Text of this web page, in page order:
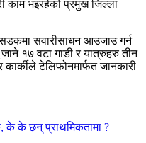
भइरहेको प्रमुख जिल्ला
सवारीसाधन आउजाउ गर्न
१७ वटा गाडी र यात्रुहरु तीन
टेलिफोनमार्फत जानकारी
के के छन् प्राथमिकतामा ?